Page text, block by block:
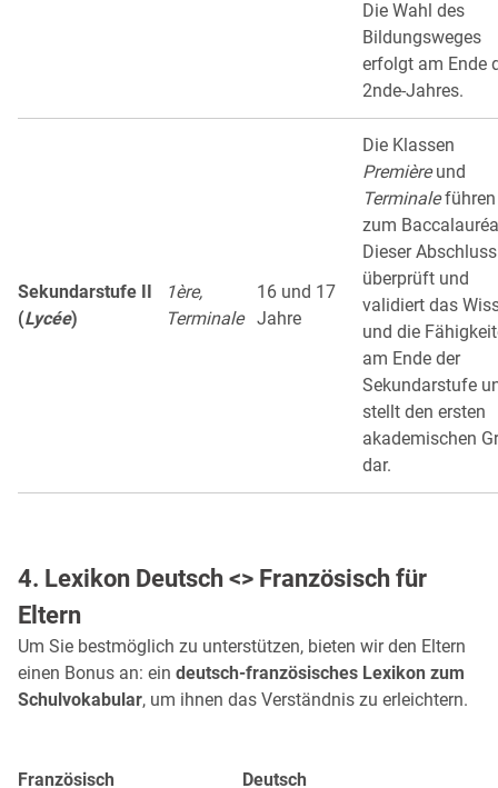
Die Wahl des
Bildungsweges
erfolgt am Ende
2nde-Jahres.
Sekundarstufe II
(Lycée)
1ère,
Terminale
16 und 17
Jahre
Die Klassen
Premièreund
Terminaleführen
zum
Dieser Abschluss
überprüft und
validiert das
und die
am Ende der
Sekundarstufe
stellt den ersten
akademischen
dar.
4. Lexikon Deutsch <> Französisch für
Eltern
Um Sie bestmöglich zu unterstützen, bieten wir den Eltern
einen Bonus an: ein deutsch-französisches Lexikon zum
Schulvokabular, um ihnen das Verständnis zu erleichtern.
Französisch Deutsch